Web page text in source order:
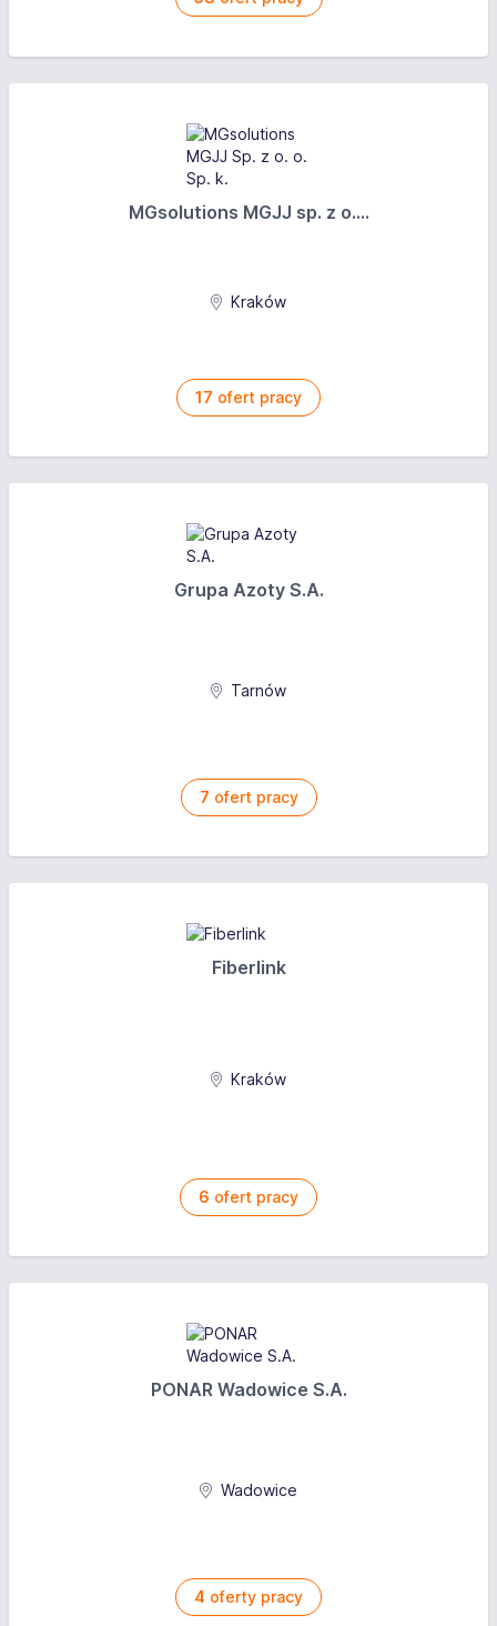
MGsolutions MGJJ sp. z o....
Kraków
17 ofert pracy
Grupa Azoty S.A.
Tarnów
7 ofert pracy
Fiberlink
Kraków
6 ofert pracy
PONAR Wadowice S.A.
Wadowice
4 oferty pracy